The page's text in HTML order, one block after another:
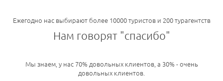
Ежегодно нас выбирают более 10000 туристов и 200 турагентств
Нам говорят "спасибо"
Мы знаем, у нас 70% довольных клиентов, а 30% - очень
довольных клиентов.